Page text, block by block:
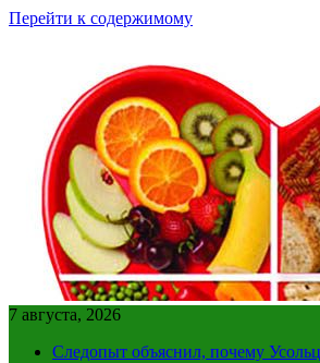
Перейти к содержимому
7 августа, 2026
Следопыт объяснил, почему